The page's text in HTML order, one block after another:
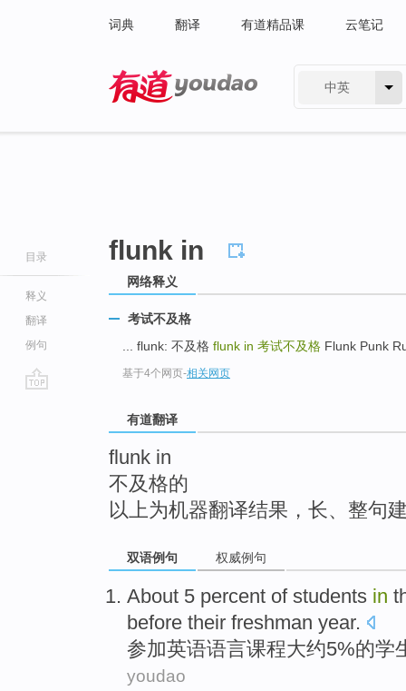
词典 翻译 有道精品课 云笔记
中英
目录
释义
翻译
例句
flunk in
网络释义
考试不及格
... flunk: 不及格 flunk in 考试不及格 Flunk Punk
基于4个网页-相关网页
有道翻译
flunk in
不及格的
以上为机器翻译结果，长、整句
双语例句 权威例句
About 5 percent of students in
before their freshman year.
参加英语语言课程大约5%的学
youdao